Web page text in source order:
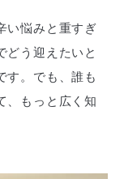
い悩みと重すぎ
どう迎えたいと
す。でも、誰も
、もっと広く知